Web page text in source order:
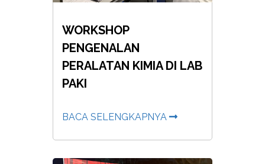
WORKSHOP
PENGENALAN
PERALATAN KIMIA DI LAB
PAKI
BACA SELENGKAPNYA